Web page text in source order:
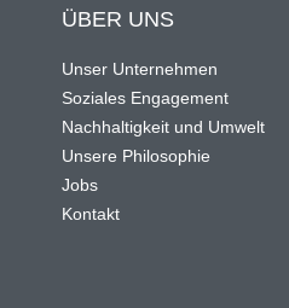
ÜBER UNS
Unser Unternehmen
Soziales Engagement
Nachhaltigkeit und Umwelt
Unsere Philosophie
Jobs
Kontakt